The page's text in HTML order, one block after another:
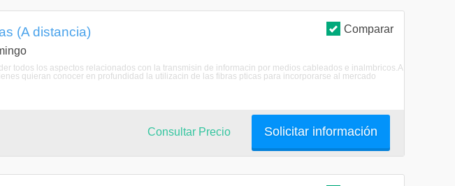
Comparar
(A distancia)
todos los aspectos relacionados con la transmisin de informacin por medios cableados e inalmbricos.A
quieran conocer en profundidad la utilizacin de las fibras pticas para incorporarse al mercado
Solicitar información
Consultar Precio